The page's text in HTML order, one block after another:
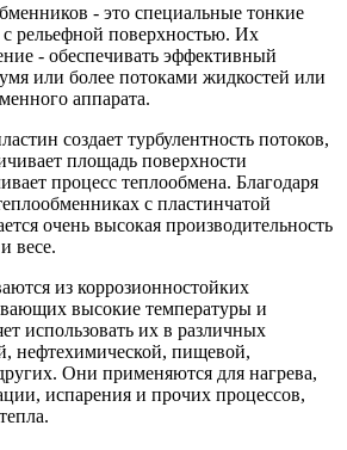
- это специальные тонкие
рельефной поверхностью. Их
- обеспечивать эффективный
или более потоками жидкостей или
аппарата.
создает турбулентность потоков,
площадь поверхности
процесс теплообмена. Благодаря
с пластинчатой
очень высокая производительность
весе.
из коррозионностойких
высокие температуры и
использовать их в различных
нефтехимической, пищевой,
Они применяются для нагрева,
испарения и прочих процессов,